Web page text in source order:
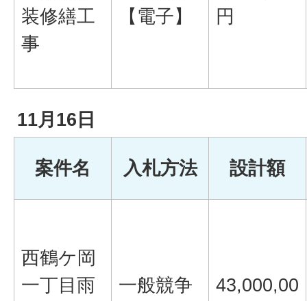
装修繕工
事
【電子】
円
11月16日
案件名 入札方法 設計額
西鶴ケ岡
一丁目雨
一般競争
43,000,00